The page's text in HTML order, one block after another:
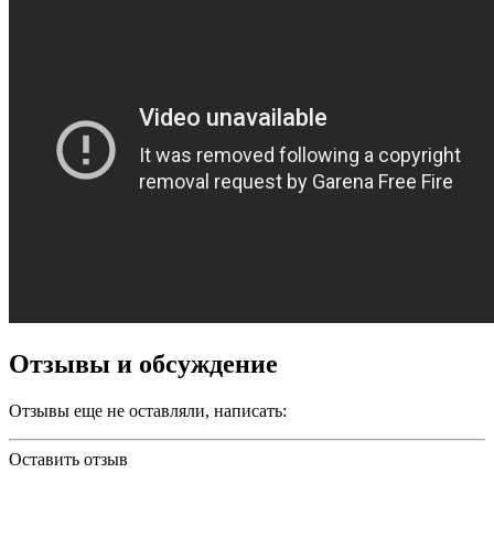
Отзывы и обсуждение
Отзывы еще не оставляли, написать:
Оставить отзыв